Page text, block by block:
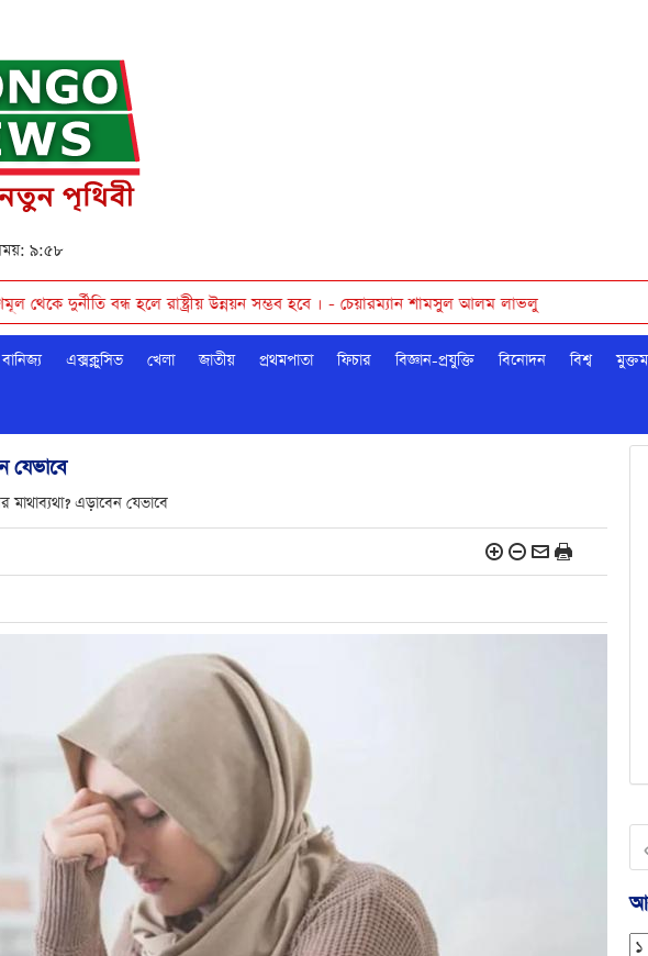
৯:৫৮
বন্ধ হলে রাষ্ট্রীয় উন্নয়ন সম্ভব হবে । - চেয়ারম্যান শামসুল আলম লাভলু
এক্সক্লুসিভ খেলা জাতীয় প্রথমপাতা ফিচার বিজ্ঞান-প্রযুক্তি বিনোদন বিশ্ব
যেভাবে
মাথাব্যথা? এড়াবেন যেভাবে